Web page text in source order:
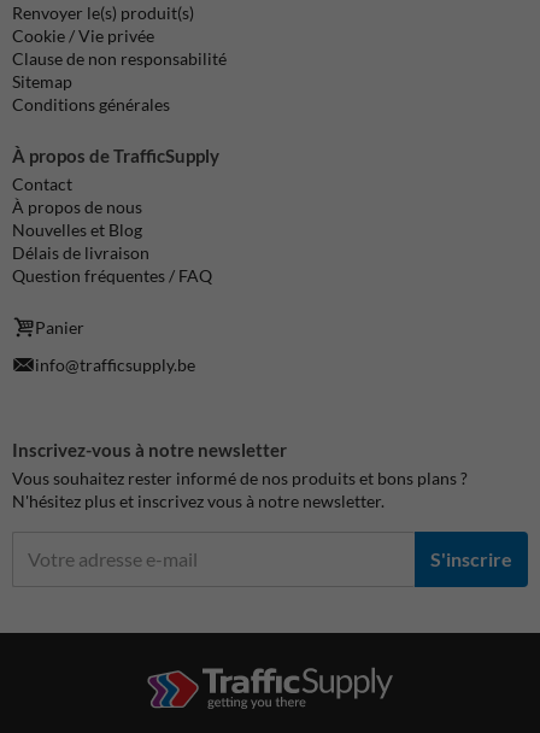
Renvoyer le(s) produit(s)
Cookie / Vie privée
Clause de non responsabilité
Sitemap
Conditions générales
À propos de TrafficSupply
Contact
À propos de nous
Nouvelles et Blog
Délais de livraison
Question fréquentes / FAQ
Panier
info@trafficsupply.be
Inscrivez-vous à notre newsletter
Vous souhaitez rester informé de nos produits et bons plans ?
N'hésitez plus et inscrivez vous à notre newsletter.
S'inscrire